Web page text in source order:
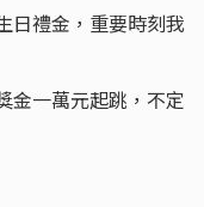
日禮金，重要時刻我
金一萬元起跳，不定